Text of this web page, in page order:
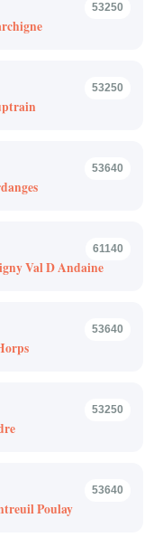
53250
53250
53640
61140
Val D Andaine
53640
53250
53640
Poulay